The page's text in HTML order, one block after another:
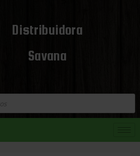
Distribuidora
Savana